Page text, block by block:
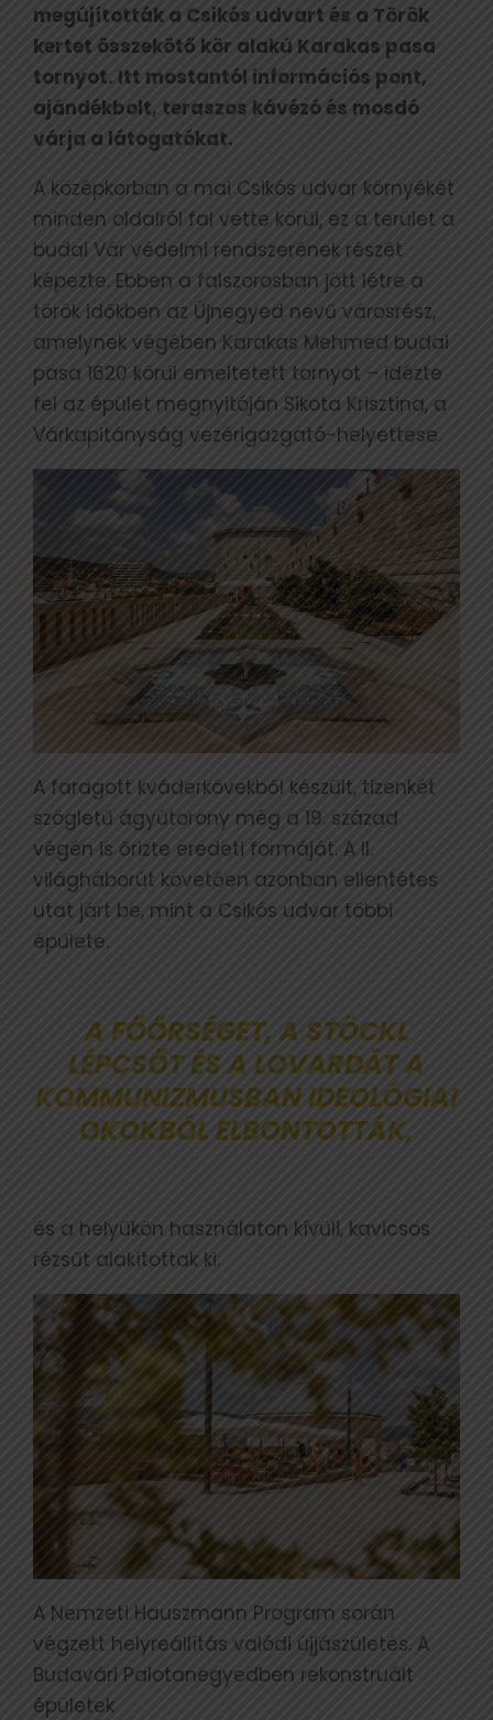
megújították a Csikós udvart és a Török
kertet összekötő kör alakú Karakas pasa
tornyot. Itt mostantól információs pont,
ajándékbolt, teraszos kávézó és mosdó
várja a látogatókat.
A középkorban a mai Csikós udvar környékét
minden oldalról fal vette körül, ez a terület a
budai Vár védelmi rendszerének részét
képezte. Ebben a falszorosban jött létre a
török időkben az Újnegyed nevű városrész,
amelynek végében Karakas Mehmed budai
pasa 1620 körül emeltetett tornyot – idézte
fel az épület megnyitóján Sikota Krisztina, a
Várkapitányság vezérigazgató-helyettese.
A faragott kváderkövekből készült, tizenkét
szögletű ágyútorony még a 19. század
végén is őrizte eredeti formáját. A II.
világháborút követően azonban ellentétes
utat járt be, mint a Csikós udvar többi
épülete.
A FŐŐRSÉGET, A STÖCKL
LÉPCSŐT ÉS A LOVARDÁT A
KOMMUNIZMUSBAN IDEOLÓGIAI
OKOKBÓL ELBONTOTTÁK,
és a helyükön használaton kívüli, kavicsos
rézsűt alakítottak ki.
A Nemzeti Hauszmann Program során
végzett helyreállítás valódi újjászületés. A
Budavári Palotanegyedben rekonstruált
épületek